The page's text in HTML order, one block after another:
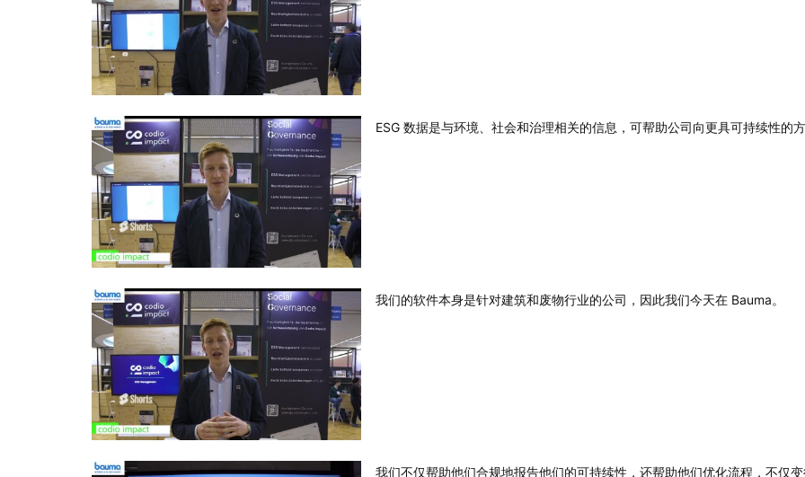
ESG 数据是与环境、社会和治理相关的信息，可帮助公司向更具可持续性的方
我们的软件本身是针对建筑和废物行业的公司，因此我们今天在 Bauma。
我们不仅帮助他们合规地报告他们的可持续性，还帮助他们优化流程，不仅